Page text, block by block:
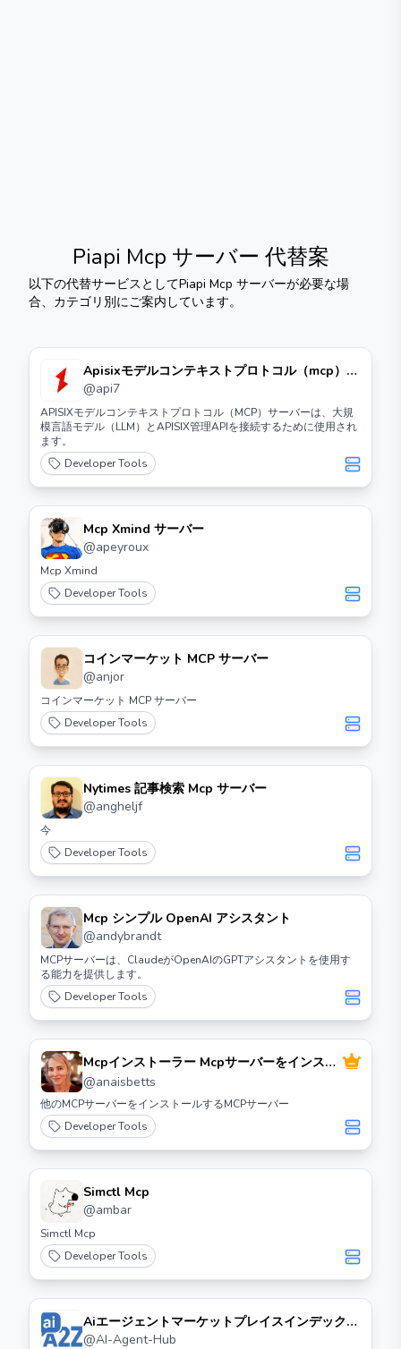
Piapi Mcp サーバー 代替案
以下の代替サービスとしてPiapi Mcp サーバーが必要な場
合、カテゴリ別にご案内しています。
Apisixモデルコンテキストプロトコル（mcp）サ
ーバー
@api7
APISIXモデルコンテキストプロトコル（MCP）サーバーは、大規
模言語モデル（LLM）とAPISIX管理APIを接続するために使用され
ます。
Developer Tools
Mcp Xmind サーバー
@apeyroux
Mcp Xmind
Developer Tools
コインマーケット MCP サーバー
@anjor
コインマーケット MCP サーバー
Developer Tools
Nytimes 記事検索 Mcp サーバー
@angheljf
今
Developer Tools
Mcp シンプル OpenAI アシスタント
@andybrandt
MCPサーバーは、ClaudeがOpenAIのGPTアシスタントを使用す
る能力を提供します。
Developer Tools
Mcpインストーラー Mcpサーバーをインスト
ールするためのMcpサーバー
@anaisbetts
他のMCPサーバーをインストールするMCPサーバー
Developer Tools
Simctl Mcp
@ambar
Simctl Mcp
Developer Tools
Aiエージェントマーケットプレイスインデックス
検索Mcpサーバー
@AI-Agent-Hub